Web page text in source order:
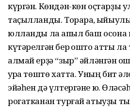
күргән. Көндән-көн оҫтарҙы
таҫылланды. Торараҡ,
юлланды ла ҡапыл баш
күтәрелгән бер ҡошто атты
алмай ерҙә “зыр” әйләнгән
ҡурҡа төштө хатта. Уның бит
эйәһен дә үлтергәне юҡ.
рогатканан турғай атыуҙы